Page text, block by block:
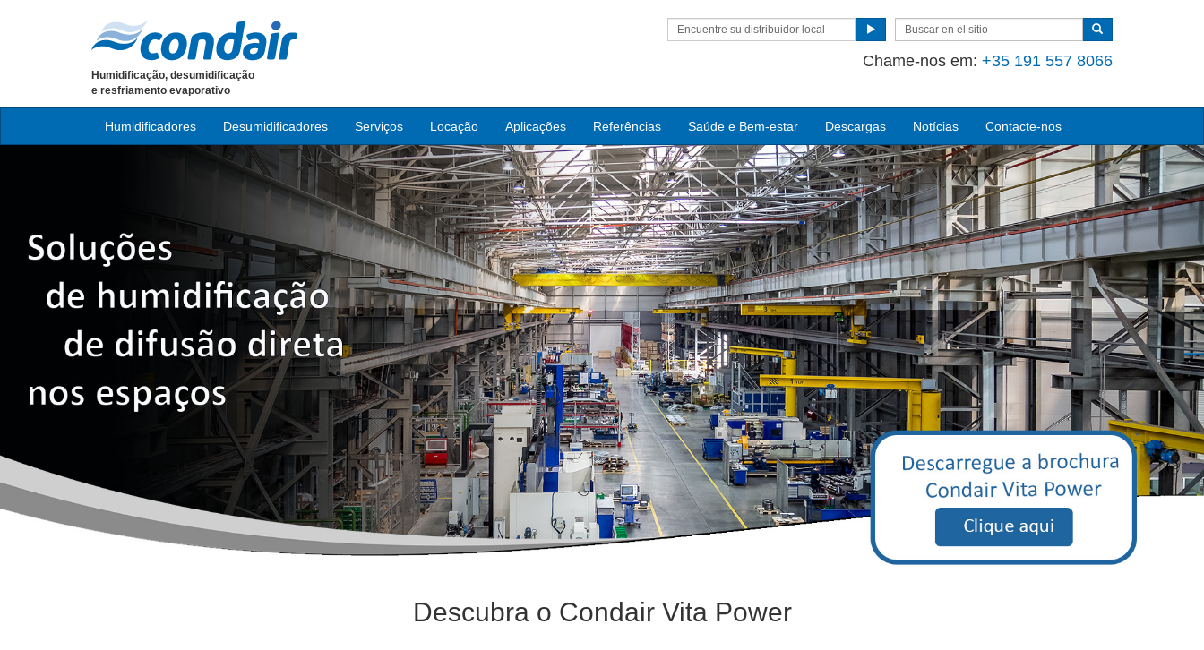
Encuentre su distribuidor local
Chame-nos em: +35 191 557 8066
Humidificação, desumidificação
e resfriamento evaporativo
Humidificadores Desumidificadores Serviços Locação Aplicações Referências Saúde e Bem-estar Descargas Notícias Contacte-nos
Descubra o Condair Vita Power